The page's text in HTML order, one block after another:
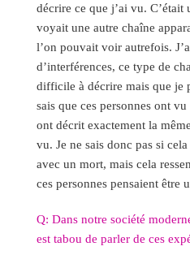
décrire ce que j’ai vu. C’était
voyait une autre chaîne
l’on pouvait voir autrefois.
d’interférences, ce type de
difficile à décrire mais que je
sais que ces personnes ont
ont décrit exactement la
vu. Je ne sais donc pas si
avec un mort, mais cela
ces personnes pensaient être
Q: Dans notre société
est tabou de parler de ces